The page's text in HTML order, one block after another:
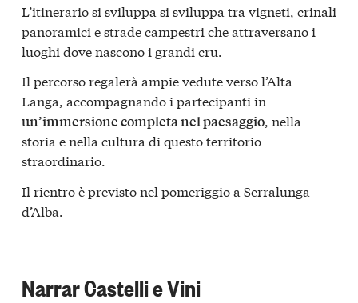
L’itinerario si sviluppa si sviluppa tra vigneti, crinali
panoramici e strade campestri che attraversano i
luoghi dove nascono i grandi cru.
Il percorso regalerà ampie vedute verso l’Alta
Langa, accompagnando i partecipanti in
un’immersione completa nel paesaggio, nella
storia e nella cultura di questo territorio
straordinario.
Il rientro è previsto nel pomeriggio a Serralunga
d’Alba.
Narrar Castelli e Vini